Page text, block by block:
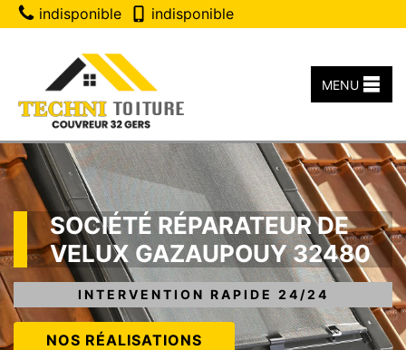
indisponible indisponible
MENU
SOCIÉTÉ RÉPARATEUR DE
VELUX GAZAUPOUY 32480
INTERVENTION RAPIDE 24/24
NOS RÉALISATIONS